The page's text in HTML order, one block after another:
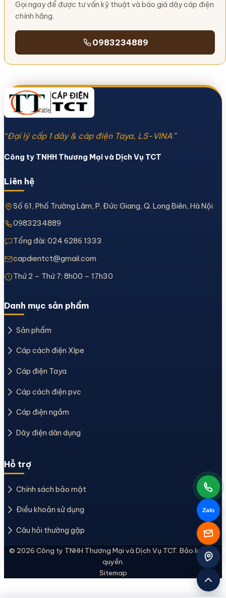
Gọi ngay để được tư vấn kỹ thuật và báo giá dây cáp điện
chính hãng.
0983234889
“Đại lý cấp 1 dây & cáp điện Taya, LS-VINA”
Công ty TNHH Thương Mại và Dịch Vụ TCT
Liên hệ
Số 61, Phố Trường Lâm, P. Đức Giang, Q. Long Biên, Hà Nội
0983234889
Tổng đài: 024 6286 1333
capdientct@gmail.com
Thứ 2 – Thứ 7: 8h00 – 17h30
Danh mục sản phẩm
Sản phẩm
Cáp cách điện Xlpe
Cáp điện Taya
Cáp cách điện pvc
Cáp điện ngầm
Dây điện dân dụng
Hỗ trợ
Chính sách bảo mật
Điều khoản sử dụng
Câu hỏi thường gặp
© 2026 Công ty TNHH Thương Mại và Dịch Vụ TCT. Bảo lưu mọi
quyền.
Sitemap
Zalo